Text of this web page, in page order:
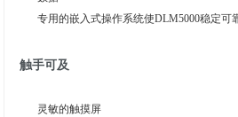
专用的嵌入式操作系统使DLM5000稳定可
触手可及
灵敏的触摸屏